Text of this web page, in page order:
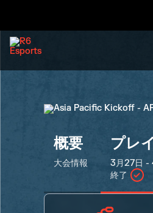
概要
大会情報
プレ
3月27日 -
終了